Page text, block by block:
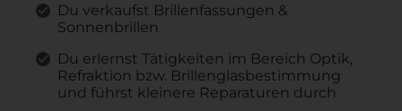
Du verkaufst Brillenfassungen &
Sonnenbrillen
Du erlernst Tätigkeiten im Bereich Optik,
Refraktion bzw. Brillenglasbestimmung
und führst kleinere Reparaturen durch